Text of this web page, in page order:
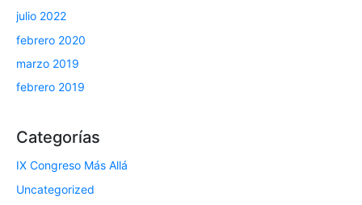
julio 2022
febrero 2020
marzo 2019
febrero 2019
Categorías
IX Congreso Más Allá
Uncategorized